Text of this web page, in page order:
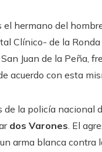
hermano del
Clínico- de la
Juan de la Peña,
acuerdo con esta
de la policía
dos Varones. El
arma blanca